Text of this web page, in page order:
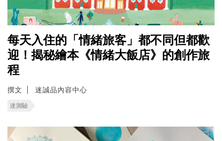
每天入住的「情緒旅客」都不同但都歡
迎！揭秘繪本《情緒大飯店》的創作旅
程
撰文 迷誠品內容中心
迷測驗